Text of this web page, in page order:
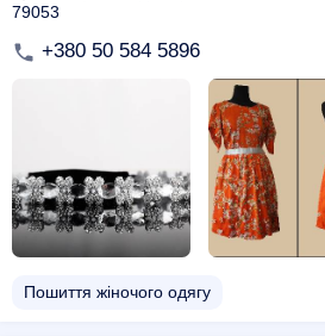
79053
+380 50 584 5896
Пошиття жіночого одягу